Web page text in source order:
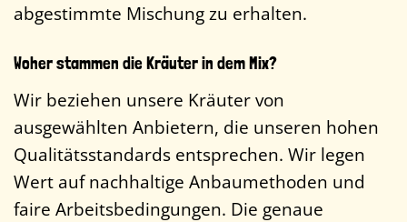
abgestimmte Mischung zu erhalten.
Woher stammen die Kräuter in dem Mix?
Wir beziehen unsere Kräuter von
ausgewählten Anbietern, die unseren hohen
Qualitätsstandards entsprechen. Wir legen
Wert auf nachhaltige Anbaumethoden und
faire Arbeitsbedingungen. Die genaue